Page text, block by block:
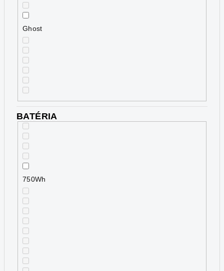
Ghost
BATÉRIA
750Wh